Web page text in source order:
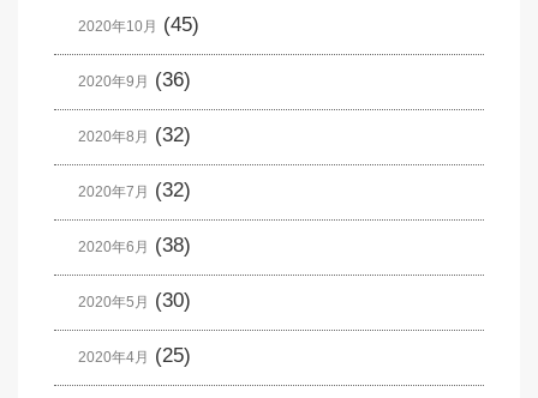
2020年10月 (45)
2020年9月 (36)
2020年8月 (32)
2020年7月 (32)
2020年6月 (38)
2020年5月 (30)
2020年4月 (25)